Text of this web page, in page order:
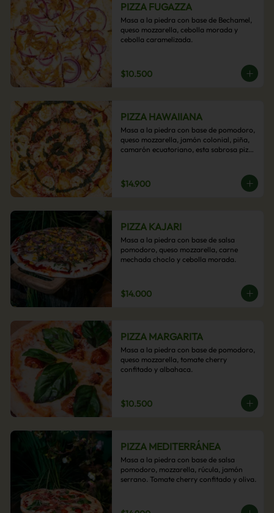
PIZZA FUGAZZA
Masa a la piedra con base de Bechamel,
queso mozzarella, cebolla morada y
cebolla caramelizada.
$10.500
PIZZA HAWAIIANA
Masa a la piedra con base de pomodoro,
queso mozzarella, jamón colonial, piña,
camarón ecuatoriano, esta sabrosa pizza
$14.900
PIZZA KAJARI
Masa a la piedra con base de salsa
pomodoro, queso mozzarella, carne
mechada choclo y cebolla morada.
$14.000
PIZZA MARGARITA
Masa a la piedra con base de pomodoro,
queso mozzarella, tomate cherry
confitado y albahaca.
$10.500
PIZZA MEDITERRÁNEA
Masa a la piedra con base de salsa
pomodoro, mozzarella, rúcula, jamón
serrano. Tomate cherry confitado y oliva.